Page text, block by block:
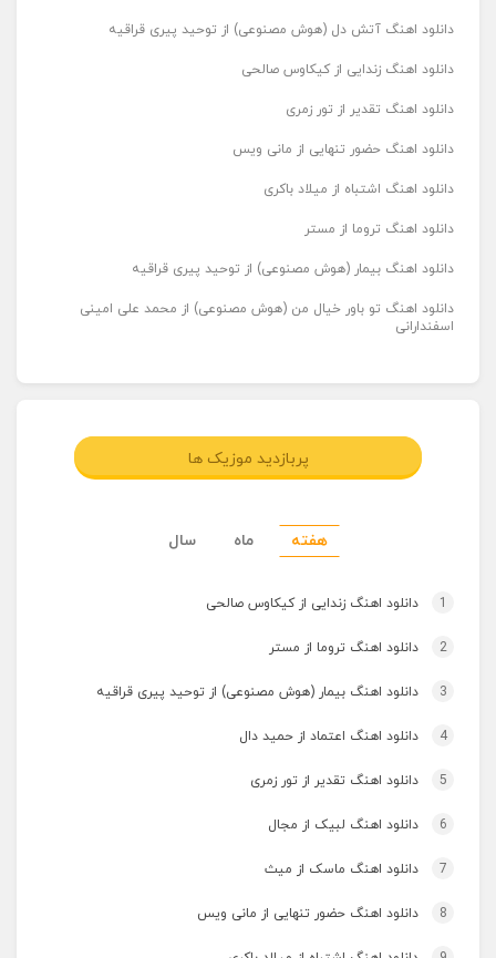
دانلود اهنگ آتش دل (هوش مصنوعی) از توحید پیری قراقیه
دانلود اهنگ زندایی از کیکاوس صالحی
دانلود اهنگ تقدیر از تور زمری
دانلود اهنگ حضور تنهایی از مانی ویس
دانلود اهنگ اشتباه از میلاد باکری
دانلود اهنگ تروما از مستر
دانلود اهنگ بیمار (هوش مصنوعی) از توحید پیری قراقیه
دانلود اهنگ تو باور خیال من (هوش مصنوعی) از محمد علی امینی
اسفندارانی
پربازدید موزیک ها
هفته ماه سال
1 دانلود اهنگ زندایی از کیکاوس صالحی
2 دانلود اهنگ تروما از مستر
3 دانلود اهنگ بیمار (هوش مصنوعی) از توحید پیری قراقیه
4 دانلود اهنگ اعتماد از حمید دال
5 دانلود اهنگ تقدیر از تور زمری
6 دانلود اهنگ لبیک از مجال
7 دانلود اهنگ ماسک از میث
8 دانلود اهنگ حضور تنهایی از مانی ویس